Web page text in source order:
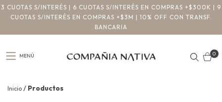
3 CUOTAS S/INTERÉS | 6 CUOTAS S/INTERÉS EN COMPRAS +$300K | 9
CUOTAS S/INTERÉS EN COMPRAS +$3M | 10% OFF CON TRANSF.
BANCARIA
MENÚ 0
Inicio / Productos